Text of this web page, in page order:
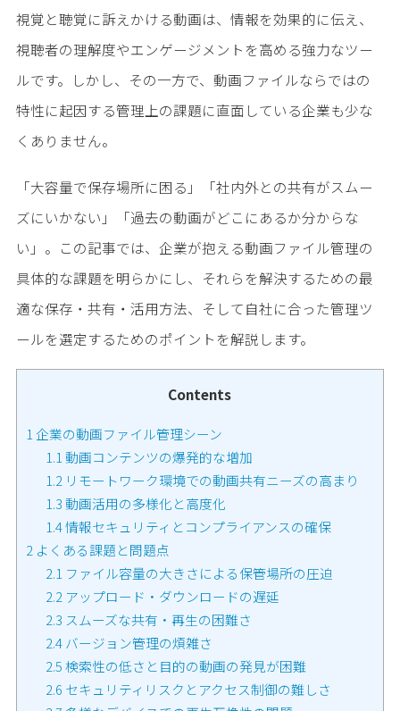
視覚と聴覚に訴えかける動画は、情報を効果的に伝え、
視聴者の理解度やエンゲージメントを高める強力なツー
ルです。しかし、その一方で、動画ファイルならではの
特性に起因する管理上の課題に直面している企業も少な
くありません。
「大容量で保存場所に困る」「社内外との共有がスムー
ズにいかない」「過去の動画がどこにあるか分からな
い」。この記事では、企業が抱える動画ファイル管理の
具体的な課題を明らかにし、それらを解決するための最
適な保存・共有・活用方法、そして自社に合った管理ツ
ールを選定するためのポイントを解説します。
Contents
1 企業の動画ファイル管理シーン
1.1 動画コンテンツの爆発的な増加
1.2 リモートワーク環境での動画共有ニーズの高まり
1.3動画活用の多様化と高度化
1.4情報セキュリティとコンプライアンスの確保
2 よくある課題と問題点
2.1 ファイル容量の大きさによる保管場所の圧迫
2.2 アップロード・ダウンロードの遅延
2.3 スムーズな共有・再生の困難さ
2.4バージョン管理の煩雑さ
2.5検索性の低さと目的の動画の発見が困難
2.6 セキュリティリスクとアクセス制御の難しさ